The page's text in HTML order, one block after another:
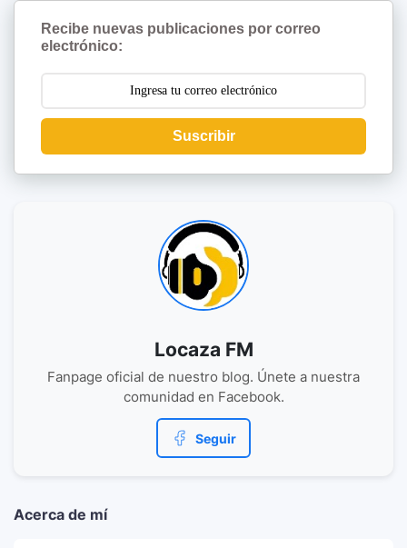
Recibe nuevas publicaciones por correo
electrónico:
Suscribir
Locaza FM
Fanpage oficial de nuestro blog. Únete a nuestra
comunidad en Facebook.
Seguir
Acerca de mí